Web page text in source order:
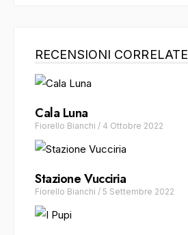
RECENSIONI CORRELATE
Cala Luna
Fiorello Bianchi / 4 Ottobre 2022
Stazione Vucciria
Fiorello Bianchi / 5 Settembre 2022